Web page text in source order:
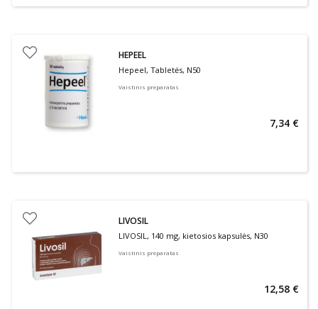
HEPEEL
Hepeel, Tabletės, N50
Vaistinis preparatas
7,34 €
LIVOSIL
LIVOSIL, 140 mg, kietosios kapsulės, N30
Vaistinis preparatas
12,58 €